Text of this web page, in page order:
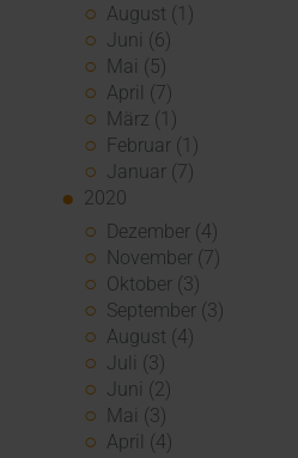
August (1)
Juni (6)
Mai (5)
April (7)
März (1)
Februar (1)
Januar (7)
2020
Dezember (4)
November (7)
Oktober (3)
September (3)
August (4)
Juli (3)
Juni (2)
Mai (3)
April (4)